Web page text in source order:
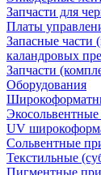
Запчасти для
Платы
Запасные части
каландровых
Запчасти
Оборудования
UV
Сольвентные
Текстильные
Пигментные